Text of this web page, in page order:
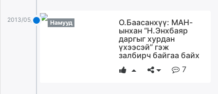
mass.mn
2013/05/22 Намууд
О.Баасанхүү: МАН-
ынхан “Н.Энхбаяр
даргыг хурдан
үхээсэй” гэж
залбирч байгаа байх
7